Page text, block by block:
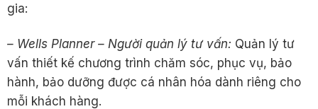
gia:
– Wells Planner – Người quản lý tư vấn: Quản lý tư
vấn thiết kế chương trình chăm sóc, phục vụ, bảo
hành, bảo dưỡng được cá nhân hóa dành riêng cho
mỗi khách hàng.